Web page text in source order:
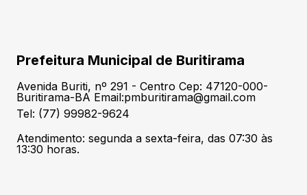
Prefeitura Municipal de Buritirama
Avenida Buriti, nº 291 - Centro Cep: 47120-000-
Buritirama-BA Email:pmburitirama@gmail.com
Tel: (77) 99982-9624
Atendimento: segunda a sexta-feira, das 07:30 às
13:30 horas.